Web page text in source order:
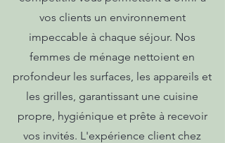
vos clients un environnement
impeccable à chaque séjour. Nos
femmes de ménage nettoient en
profondeur les surfaces, les appareils et
les grilles, garantissant une cuisine
propre, hygiénique et prête à recevoir
vos invités. L'expérience client chez